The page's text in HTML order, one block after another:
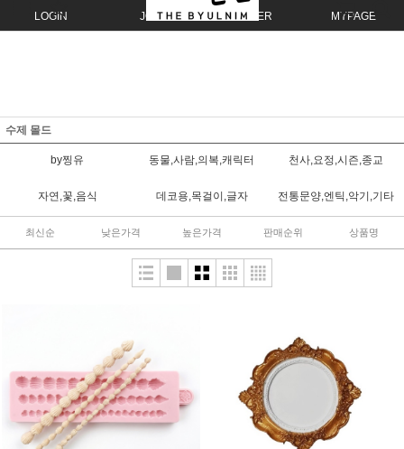
LOGIN JOIN ORDER MYPAGE
수제 몰드
by찡유 동물,사람,의복,캐릭터 천사,요정,시즌,종교
자연,꽃,음식 데코용,목걸이,글자 전통문양,엔틱,악기,기타
최신순 낮은가격 높은가격 판매순위 상품명